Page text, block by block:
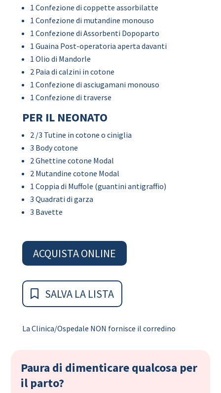
1 Confezione di coppette assorbilatte
1 Confezione di mutandine monouso
1 Confezione di Assorbenti Dopoparto
1 Guaina Post-operatoria aperta davanti
1 Olio di Mandorle
2 Paia di calzini in cotone
1 Confezione di asciugamani monouso
1 Confezione di traverse
PER IL NEONATO
2 /3 Tutine in cotone o ciniglia
3 Body cotone
2 Ghettine cotone Modal
2 Mutandine cotone Modal
1 Coppia di Muffole (guantini antigraffio)
3 Quadrati di garza
3 Bavette
ACQUISTA ONLINE
SALVA LA LISTA
La Clinica/Ospedale NON fornisce il corredino
Paura di dimenticare qualcosa per
il parto?